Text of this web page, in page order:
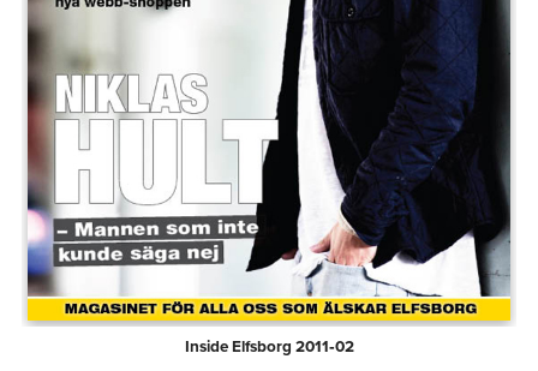
Inside Elfsborg 2011‑02